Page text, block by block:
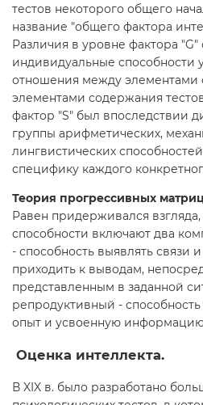
тестов некоторого общего
название "общего фактора
Различия в уровне фактора
индивидуальные способности
отношения между элементами
элементами содержания
фактор "S" был впоследствии
группы арифметических,
лингвистических
специфику каждого
Теория прогрессивных
Равен придерживался
способности включают два
- способность выявлять связи
приходить к выводам,
представленным в заданной
репродуктивный -
опыт и усвоенную
Оценка интеллекта.
В XIX в. было разработано